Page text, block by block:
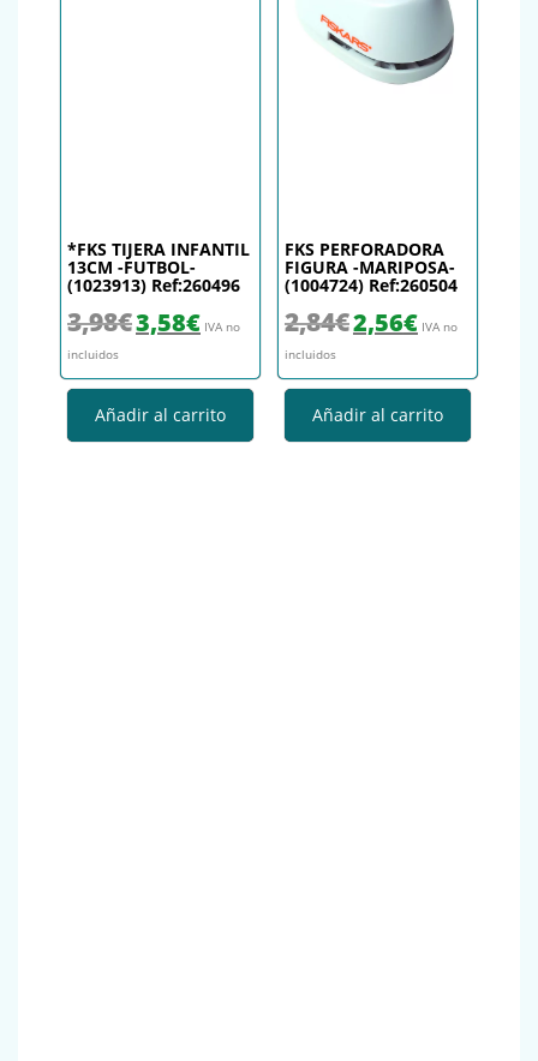
*FKS TIJERA INFANTIL
13CM -FUTBOL-
(1023913) Ref:260496
3,98€ El precio original era: 3,98€.
3,58€El precio actual es: 3,58€.
IVA no
incluidos
Añadir al carrito
FKS PERFORADORA
FIGURA -MARIPOSA-
(1004724) Ref:260504
2,84€El precio original era: 2,84€.
2,56€El precio actual
IVA no
incluidos
Añadir al carrito